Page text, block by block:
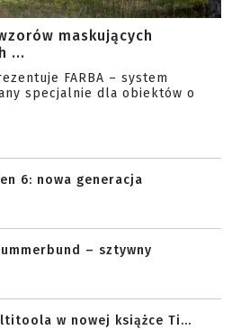
maskujących
...
FARBA – system
specjalnie dla obiektów o
6: nowa generacja
– sztywny
w nowej książce Ti...